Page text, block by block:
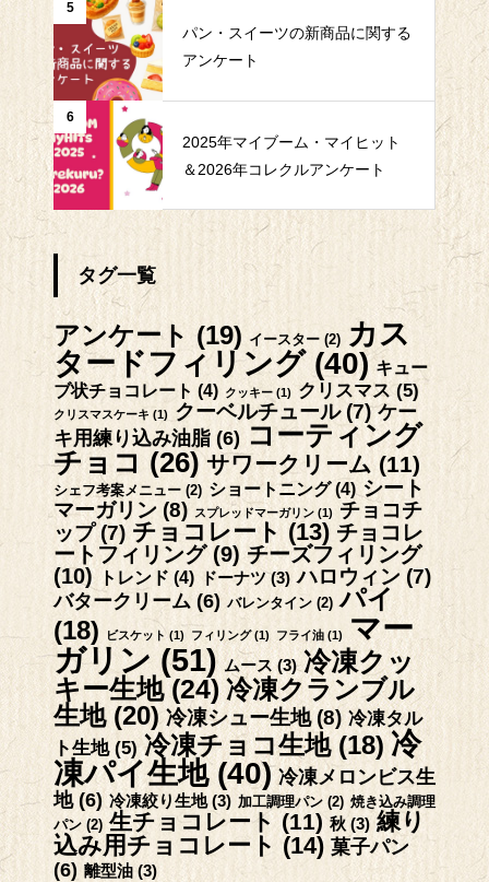
5
パン・スイーツの新商品に関する
アンケート
6
2025年マイブーム・マイヒット
＆2026年コレクルアンケート
タグ一覧
アンケート (19) イースター (2) カス
タードフィリング(40) キュー
ブ状チョコレート (4) クッキー (1) クリスマス(5)
クリスマスケーキ (1) クーベルチュール(7) ケー
キ用練り込み油脂 (6) コーティング
チョコ (26) サワークリーム(11)
シェフ考案メニュー (2) ショートニング(4) シート
マーガリン (8) スプレッドマーガリン (1)
チョコチ
ップ(7) チョコレート (13) チョコレ
ートフィリング(9) チーズフィリング
(10)
トレンド (4) ドーナツ(3) ハロウィン (7)
バタークリーム (6) バレンタイン (2) パイ
(18)
ビスケット(1) フィリング(1) フライ油 (1)
マー
ガリン (51) ムース(3) 冷凍クッ
キー生地(24) 冷凍クランブル
生地(20) 冷凍シュー生地(8) 冷凍タル
ト生地(5) 冷凍チョコ生地(18) 冷
凍パイ生地(40) 冷凍メロンビス生
地(6) 冷凍絞り生地(3) 加工調理パン (2) 焼き込み調理
パン (2) 生チョコレート (11) 秋 (3) 練り
込み用チョコレート (14) 菓子パン
(6) 離型油 (3)